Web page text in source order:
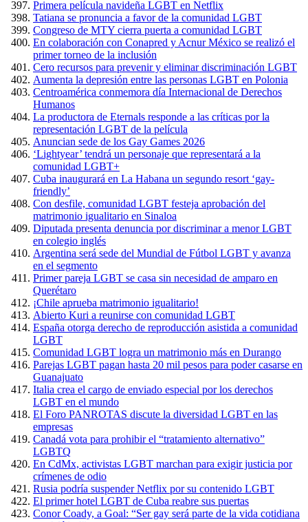
Primera película navideña LGBT en Netflix
Tatiana se pronuncia a favor de la comunidad LGBT
Congreso de MTY cierra puerta a comunidad LGBT
En colaboración con Conapred y Acnur México se realizó el
primer torneo de la inclusión
Cero recursos para prevenir y eliminar discriminación LGBT
Aumenta la depresión entre las personas LGBT en Polonia
Centroamérica conmemora día Internacional de Derechos
Humanos
La productora de Eternals responde a las críticas por la
representación LGBT de la película
Anuncian sede de los Gay Games 2026
‘Lightyear’ tendrá un personaje que representará a la
comunidad LGBT+
Cuba inaugurará en La Habana un segundo resort ‘gay-
friendly’
Con desfile, comunidad LGBT festeja aprobación del
matrimonio igualitario en Sinaloa
Diputada presenta denuncia por discriminar a menor LGBT
en colegio inglés
Argentina será sede del Mundial de Fútbol LGBT y avanza
en el segmento
Primer pareja LGBT se casa sin necesidad de amparo en
Querétaro
¡Chile aprueba matrimonio igualitario!
Abierto Kuri a reunirse con comunidad LGBT
España otorga derecho de reproducción asistida a comunidad
LGBT
Comunidad LGBT logra un matrimonio más en Durango
Parejas LGBT pagan hasta 20 mil pesos para poder casarse en
Guanajuato
Italia crea el cargo de enviado especial por los derechos
LGBT en el mundo
El Foro PANROTAS discute la diversidad LGBT en las
empresas
Canadá vota para prohibir el “tratamiento alternativo”
LGBTQ
En CdMx, activistas LGBT marchan para exigir justicia por
crímenes de odio
Rusia podría suspender Netflix por su contenido LGBT
El primer hotel LGBT de Cuba reabre sus puertas
Conor Coady, a Goal: “Ser gay será parte de la vida cotidiana